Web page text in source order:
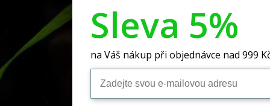
Sleva 5%
na Váš nákup při objednávce nad 999